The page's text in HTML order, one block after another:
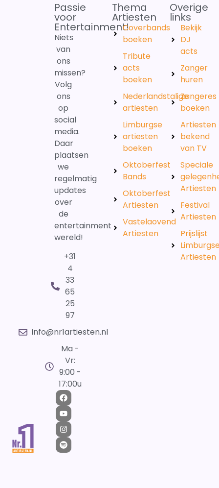
Passie
voor
Entertainment!
Niets
van
ons
missen?
Volg
ons
op
social
media.
Daar
plaatsen
we
regelmatig
updates
over
de
entertainment
wereld!
+31
4
33
65
25
97
info@nr1artiesten.nl
Ma -
Vr:
9:00 -
17:00u
Thema
Artiesten
Coverbands
boeken
Tribute
acts
boeken
Nederlandstalige
artiesten
Limburgse
artiesten
boeken
Oktoberfest
Bands
Oktoberfest
Artiesten
Vastelaovend
Artiesten
Overige
links
Bekijk
DJ
acts
Zanger
huren
Zangeres
boeken
Artiesten
bekend
van TV
Speciale
Artiesten
Festival
Artiesten
Prijslijst
Artiesten